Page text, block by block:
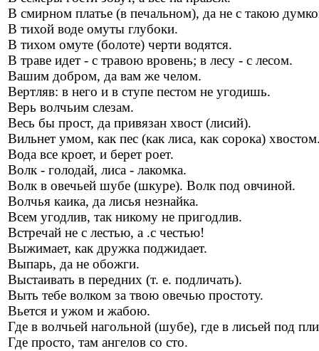
В смирном платье (в печальном), да не с такою
В тихой воде омуты глубоки.
В тихом омуте (болоте) черти водятся.
В траве идет - с травою вровень; в лесу - с лесом.
Вашим добром, да вам же челом.
Вертляв: в него и в ступе пестом не угодишь.
Верь волчьим слезам.
Весь бы прост, да привязан хвост (лисий).
Вильнет умом, как пес (как лиса, как сорока)
Вода все кроет, и берет роет.
Волк - голодай, лиса - лакомка.
Волк в овечьей шубе (шкуре). Волк под овчиной.
Волчья каика, да лисья незнайка.
Всем угодлив, так никому не пригодлив.
Встречай не с лестью, а .с честью!
Выжимает, как дружка поджидает.
Выпарь, да не обожги.
Выстаивать в передних (т. е. подличать).
Выть тебе волком за твою овечью простоту.
Вьется и ужом и жабою.
Где в волчьей нагольной (шубе), где в лисьей под
Где просто, там ангелов со сто.